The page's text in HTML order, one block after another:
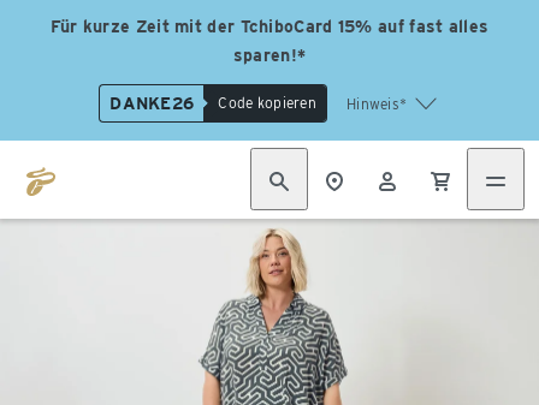
Für kurze Zeit mit der TchiboCard 15% auf fast alles
sparen!*
DANKE26 Code kopieren Hinweis*